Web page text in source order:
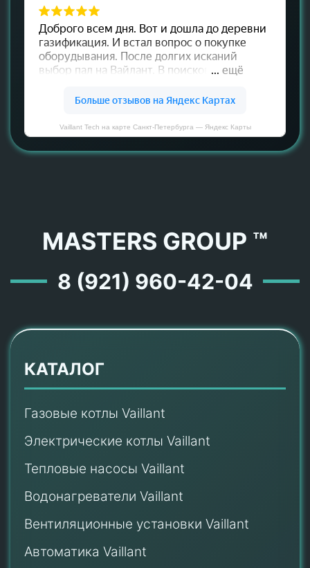
Vaillant Tech на карте Санкт‑Петербурга — Яндекс Карты
MASTERS GROUP ™
8 (921) 960-42-04
КАТАЛОГ
Газовые котлы Vaillant
Электрические котлы Vaillant
Тепловые насосы Vaillant
Водонагреватели Vaillant
Вентиляционные установки Vaillant
Автоматика Vaillant